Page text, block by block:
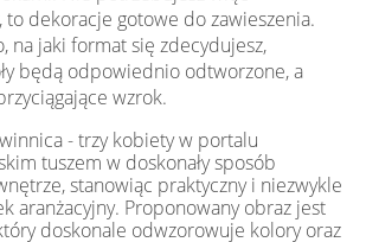
dekoracje gotowe do zawieszenia.
na jaki format się zdecydujesz,
będą odpowiednio odtworzone, a
wzrok.
- trzy kobiety w portalu
tuszem w doskonały sposób
stanowiąc praktyczny i niezwykle
aranżacyjny. Proponowany obraz jest
doskonale odwzorowuje kolory oraz